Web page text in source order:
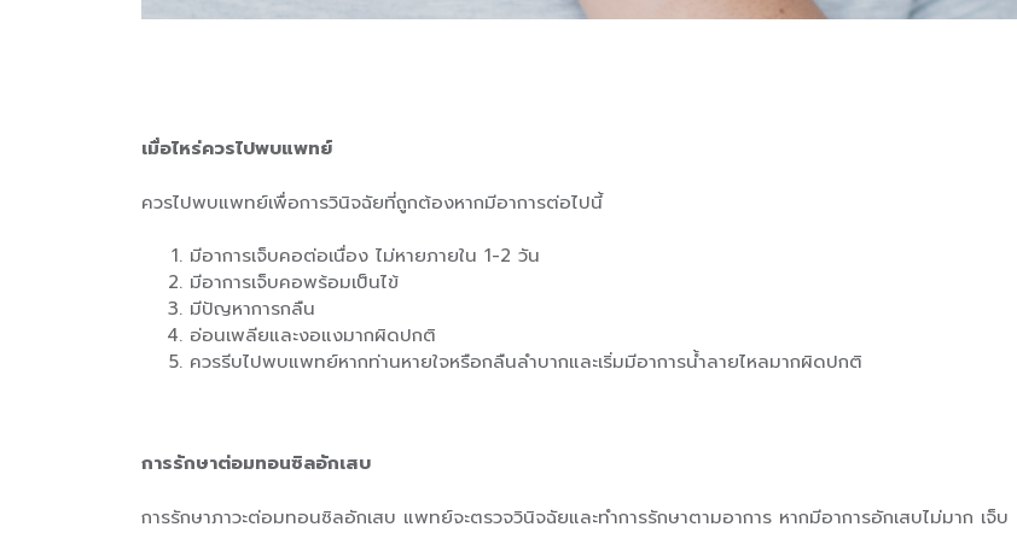
เมื่อไหร่ควรไปพบแพทย์
ควรไปพบแพทย์เพื่อการวินิจฉัยที่ถูกต้องหากมีอาการต่อไปนี้
มีอาการเจ็บคอต่อเนื่อง ไม่หายภายใน 1-2 วัน
มีอาการเจ็บคอพร้อมเป็นไข้
มีปัญหาการกลืน
อ่อนเพลียและงอแงมากผิดปกติ
ควรรีบไปพบแพทย์หากท่านหายใจหรือกลืนลำบากและเริ่มมีอาการน้ำลายไหลมากผิดปกติ
การรักษาต่อมทอนซิลอักเสบ
การรักษาภาวะต่อมทอนซิลอักเสบ แพทย์จะตรวจวินิจฉัยและทำการรักษาตามอาการ หากมีอาการอักเสบไม่มาก เจ็บ